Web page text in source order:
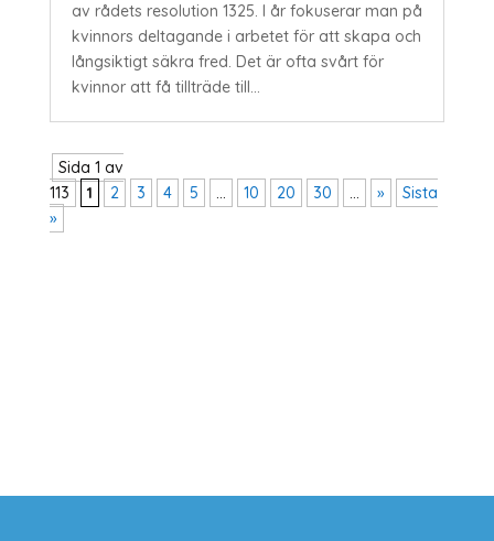
av rådets resolution 1325. I år fokuserar man på
kvinnors deltagande i arbetet för att skapa och
långsiktigt säkra fred. Det är ofta svårt för
kvinnor att få tillträde till...
Sida 1 av
113
1 2 3 4 5 ... 10 20 30 ... »
Sista
»